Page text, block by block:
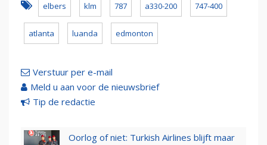
elbers klm 787 a330-200 747-400
atlanta luanda edmonton
Verstuur per e-mail
Meld u aan voor de nieuwsbrief
Tip de redactie
Oorlog of niet: Turkish Airlines blijft maar